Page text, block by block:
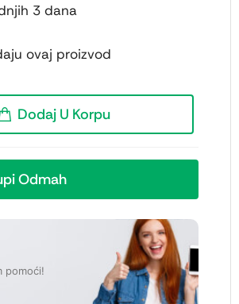
3 dana
ovaj proizvod
Dodaj U Korpu
Odmah
pomoći!